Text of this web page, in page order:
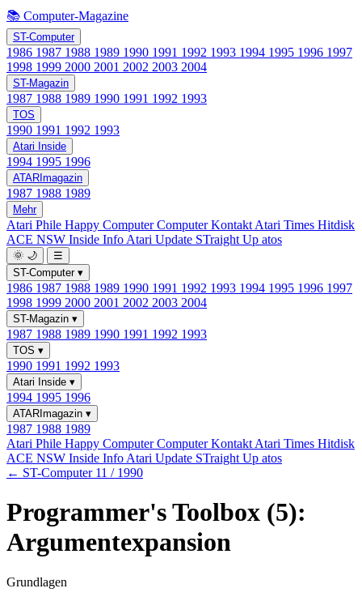
📚 Computer-Magazine
ST-Computer
1986 1987 1988 1989 1990 1991 1992 1993 1994 1995 1996 1997
1998 1999 2000 2001 2002 2003 2004
ST-Magazin
1987 1988 1989 1990 1991 1992 1993
TOS
1990 1991 1992 1993
Atari Inside
1994 1995 1996
ATARImagazin
1987 1988 1989
Mehr
Atari Phile Happy ComputerComputer Kontakt Atari Times Hitdisk
ACE NSW Inside Info Atari Update STraight Up atos
🌞 🌙
☰
ST-Computer ▾
1986 1987 1988 1989 1990 1991 1992 1993 1994 1995 1996 1997
1998 1999 2000 2001 2002 2003 2004
ST-Magazin ▾
1987 1988 1989 1990 1991 1992 1993
TOS ▾
1990 1991 1992 1993
Atari Inside ▾
1994 1995 1996
ATARImagazin ▾
1987 1988 1989
Atari Phile Happy ComputerComputer Kontakt Atari Times Hitdisk
ACE NSW Inside Info Atari Update STraight Up atos
← ST-Computer 11 / 1990
Programmer's Toolbox (5):
Argumentexpansion
Grundlagen